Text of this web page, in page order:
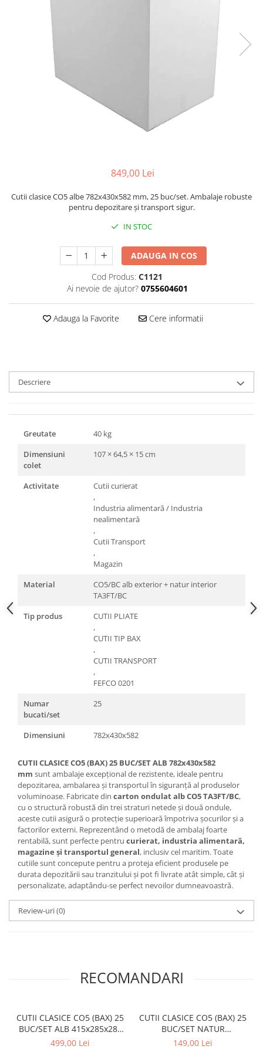
Cutii Clasice CO3 (BAX)
Cutii Cofetarie/ Patiserie
Cutii Prajituri Blank
Cutii Prajituri cu Display
Cutii Prajituri Generic
Cutii Fast Food Generic
Cutii Pizza Generic
Triunghiuri si accesorii pizza
Sacose Plastic
849,00 Lei
Cutii clasice CO5 albe 782x430x582 mm, 25 buc/set. Ambalaje robuste
pentru depozitare și transport sigur.
IN STOC
ADAUGA IN COS
Cod Produs: C1121
Ai nevoie de ajutor? 0755604601
Adauga la Favorite Cere informatii
Descriere
Greutate
40 kg
Dimensiuni
colet
107 × 64,5 × 15 cm
Activitate
Cutii curierat
,
Industria alimentară / Industria
nealimentară
,
Cutii Transport
,
Magazin
Material
CO5/BC alb exterior + natur interior
TA3FT/BC
Tip produs
CUTII PLIATE
,
CUTII TIP BAX
,
CUTII TRANSPORT
,
FEFCO 0201
Numar
bucati/set
25
Dimensiuni 782x430x582
CUTII CLASICE CO5 (BAX) 25 BUC/SET ALB 782x430x582
mm sunt ambalaje excepțional de rezistente, ideale pentru
depozitarea, ambalarea și transportul în siguranță al produselor
voluminoase. Fabricate din carton ondulat alb CO5 TA3FT/BC,
cu o structură robustă din trei straturi netede și două ondule,
aceste cutii asigură o protecție superioară împotriva șocurilor și a
factorilor externi. Reprezentând o metodă de ambalaj foarte
rentabilă, sunt perfecte pentru curierat, industria alimentară,
magazine și transportul general, inclusiv cel maritim. Toate
cutiile sunt concepute pentru a proteja eficient produsele pe
durata depozitării sau tranzitului și pot fi livrate atât simple, cât și
personalizate, adaptându-se perfect nevoilor dumneavoastră.
Review-uri(0)
RECOMANDARI
CUTII CLASICE CO5 (BAX) 25
BUC/SET ALB 415x285x285
mm
499,00 Lei
CUTII CLASICE CO5 (BAX) 25
BUC/SET NATUR
200x200x150 mm
149,00 Lei